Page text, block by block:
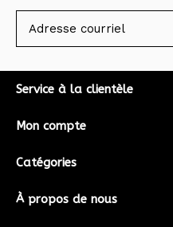
Service à la clientèle
Mon compte
Catégories
À propos de nous